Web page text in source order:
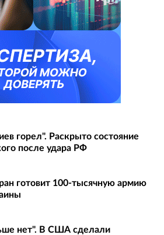
горел". Раскрыто состояние
после удара РФ
готовит 100-тысячную армию
нет". В США сделали